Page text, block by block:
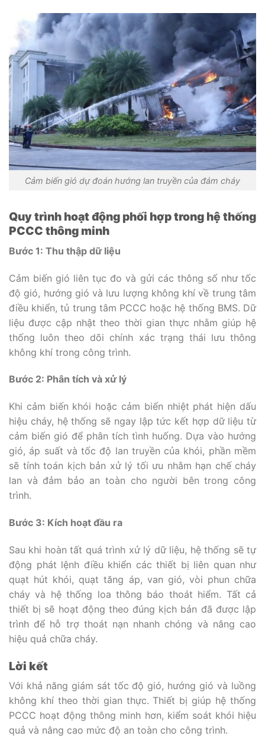
Cảm biến gió dự đoán hướng lan truyền của đám cháy
Quy trình hoạt động phối hợp trong hệ thống
PCCC thông minh
Bước 1: Thu thập dữ liệu
Cảm biến gió liên tục đo và gửi các thông số như tốc
độ gió, hướng gió và lưu lượng không khí về trung tâm
điều khiển, tủ trung tâm PCCC hoặc hệ thống BMS. Dữ
liệu được cập nhật theo thời gian thực nhằm giúp hệ
thống luôn theo dõi chính xác trạng thái lưu thông
không khí trong công trình.
Bước 2: Phân tích và xử lý
Khi cảm biến khói hoặc cảm biến nhiệt phát hiện dấu
hiệu cháy, hệ thống sẽ ngay lập tức kết hợp dữ liệu từ
cảm biến gió để phân tích tình huống. Dựa vào hướng
gió, áp suất và tốc độ lan truyền của khói, phần mềm
sẽ tính toán kịch bản xử lý tối ưu nhằm hạn chế cháy
lan và đảm bảo an toàn cho người bên trong công
trình.
Bước 3: Kích hoạt đầu ra
Sau khi hoàn tất quá trình xử lý dữ liệu, hệ thống sẽ tự
động phát lệnh điều khiển các thiết bị liên quan như
quạt hút khói, quạt tăng áp, van gió, vòi phun chữa
cháy và hệ thống loa thông báo thoát hiểm. Tất cả
thiết bị sẽ hoạt động theo đúng kịch bản đã được lập
trình để hỗ trợ thoát nạn nhanh chóng và nâng cao
hiệu quả chữa cháy.
Lời kết
Với khả năng giám sát tốc độ gió, hướng gió và luồng
không khí theo thời gian thực. Thiết bị giúp hệ thống
PCCC hoạt động thông minh hơn, kiểm soát khói hiệu
quả và nâng cao mức độ an toàn cho công trình.